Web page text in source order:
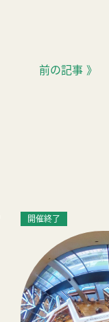
前の記事 》
開催終了